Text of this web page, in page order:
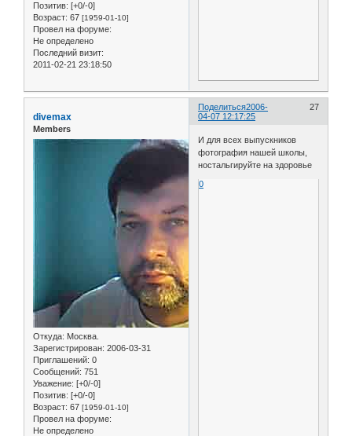
Позитив: [+0/-0]
Возраст: 67 [1959-01-10]
Провел на форуме:
Не определено
Последний визит:
2011-02-21 23:18:50
Поделиться 27
2006-
04-07 12:17:25
divemax
Members
Откуда: Москва.
Зарегистрирован: 2006-03-31
Приглашений: 0
Сообщений: 751
Уважение: [+0/-0]
Позитив: [+0/-0]
Возраст: 67 [1959-01-10]
Провел на форуме:
Не определено
И для всех выпускников
фотография нашей школы,
ностальгируйте на здоровье
0